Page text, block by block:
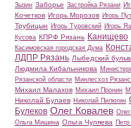
Зызин Заборье Застройка Рязани
Кочетков Игорь Морозов Игорь
Трубицын Игорь Туровский Игорь
Кусова КПРФ Рязань Канищево
Касимовская городская Дума
ЛДПР Рязань Лыбедский
Людмила Кибальникова
Рязанской области Минлесхоз
Михаил Малахов Михаил Пронин
Николай Булаев Николай Пилюгин
Булеков Олег Ковалев
Ольга Мишина Ольга Чуляева